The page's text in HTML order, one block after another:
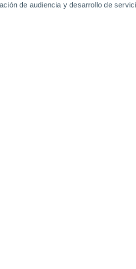
de audiencia y desarrollo de
de magnitud 7,6 frente a la costa
alerta. Las olas del tsunami alcanzaron
destinos como Santorini y Mykonos
Esta península montañosa, aún en
flexible SPROUT puede transformar las
del Laboratorio Lincoln del MIT y